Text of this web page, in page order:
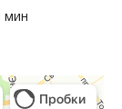
мин